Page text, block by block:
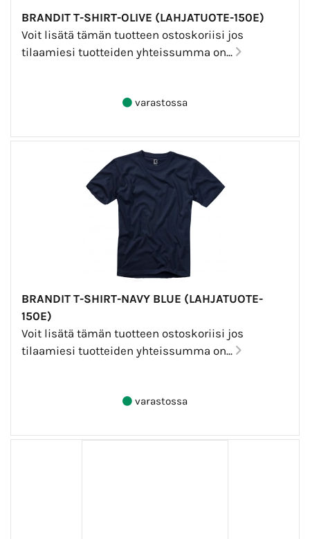
BRANDIT T-SHIRT-OLIVE (LAHJATUOTE-150E)
Voit lisätä tämän tuotteen ostoskoriisi jos
tilaamiesi tuotteiden yhteissumma on...
varastossa
BRANDIT T-SHIRT-NAVY BLUE (LAHJATUOTE-
150E)
Voit lisätä tämän tuotteen ostoskoriisi jos
tilaamiesi tuotteiden yhteissumma on...
varastossa